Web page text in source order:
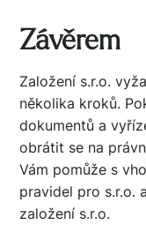
Závěrem
Založení s.r.o.
několika kroků.
dokumentů a
obrátit se na
Vám pomůže s
pravidel pro s.r.o.
založení s.r.o.